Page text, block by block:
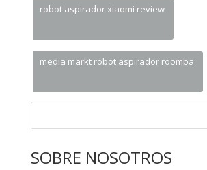
robot aspirador xiaomi review
media markt robot aspirador roomba
SOBRE NOSOTROS